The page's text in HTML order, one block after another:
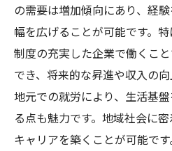
の需要は増加傾向にあり、経
幅を広げることが可能です。
制度の充実した企業で働くこ
でき、将来的な昇進や収入の向
地元での就労により、生活基
る点も魅力です。地域社会に
キャリアを築くことが可能です